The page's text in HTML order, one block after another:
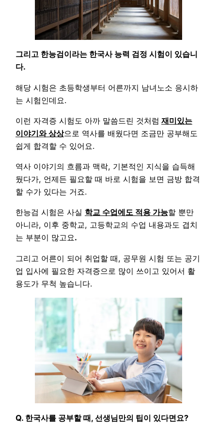
그리고 한능검이라는 한국사 능력 검정 시험이 있습니
다.
해당 시험은 초등학생부터 어른까지 남녀노소 응시하
는 시험인데요.
이런 자격증 시험도 아까 말씀드린 것처럼 재미있는
이야기와 상상으로 역사를 배웠다면 조금만 공부해도
쉽게 합격할 수 있어요.
역사 이야기의 흐름과 맥락, 기본적인 지식을 습득해
뒀다가, 언제든 필요할 때 바로 시험을 보면 금방 합격
할 수가 있다는 거죠.
한능검 시험은 사실 학교 수업에도 적용 가능할 뿐만
아니라, 이후 중학교, 고등학교의 수업 내용과도 겹치
는 부분이 많고요.
그리고 어른이 되어 취업할 때, 공무원 시험 또는 공기
업 입사에 필요한 자격증으로 많이 쓰이고 있어서 활
용도가 무척 높습니다.
Q. 한국사를 공부할 때, 선생님만의 팁이 있다면요?